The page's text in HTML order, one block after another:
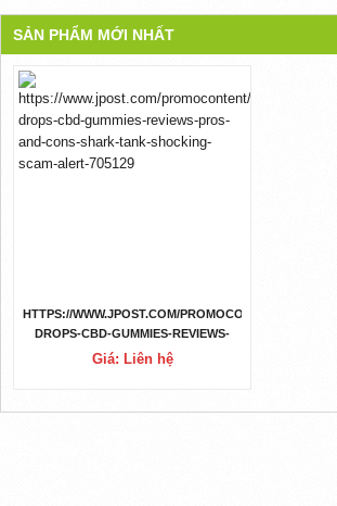
SẢN PHẨM MỚI NHẤT
HTTPS://WWW.JPOST.COM/PROMOCONTENT/FUN-
DROPS-CBD-GUMMIES-REVIEWS-
PROS-AND-CONS-SHARK-TANK-
Giá: Liên hệ